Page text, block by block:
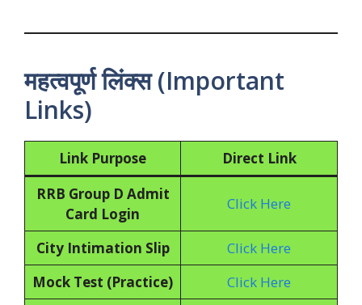
महत्वपूर्ण लिंक्स (Important
Links)
Link Purpose
Direct Link
RRB Group D Admit
Card Login
Click Here
City Intimation Slip
Click Here
Mock Test (Practice)
Click Here